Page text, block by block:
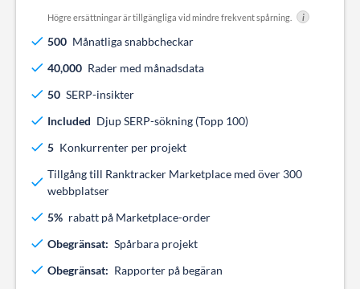
Högre ersättningar är tillgängliga vid mindre frekvent spårning. i
500 Månatliga snabbcheckar
40,000 Rader med månadsdata
50 SERP-insikter
Included Djup SERP-sökning (Topp 100)
5 Konkurrenter per projekt
Tillgång till Ranktracker Marketplace med över 300
webbplatser
5% rabatt på Marketplace-order
Obegränsat: Spårbara projekt
Obegränsat: Rapporter på begäran